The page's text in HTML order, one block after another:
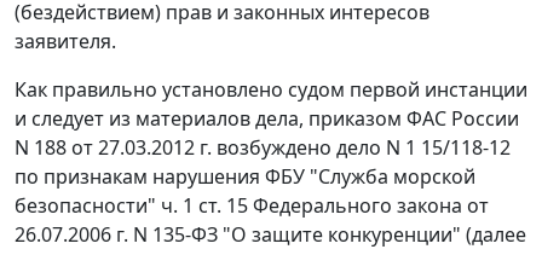
(бездействием) прав и законных интересов
заявителя.
Как правильно установлено судом первой инстанции
и следует из материалов дела, приказом ФАС России
N 188 от 27.03.2012 г. возбуждено дело N 1 15/118-12
по признакам нарушения ФБУ "Служба морской
безопасности" ч. 1 ст. 15Федерального закона от
26.07.2006 г. N 135-ФЗ "О защите конкуренции" (далее